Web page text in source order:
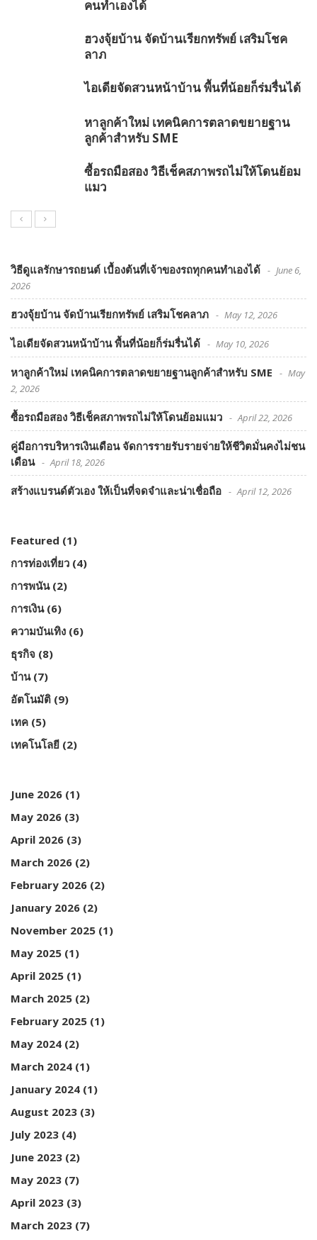
คนทำเองได้
ฮวงจุ้ยบ้าน จัดบ้านเรียกทรัพย์ เสริมโชค
ลาภ
ไอเดียจัดสวนหน้าบ้าน พื้นที่น้อยก็ร่มรื่นได้
หาลูกค้าใหม่ เทคนิคการตลาดขยายฐาน
ลูกค้าสำหรับ SME
ซื้อรถมือสอง วิธีเช็คสภาพรถไม่ให้โดนย้อม
แมว
วิธีดูแลรักษารถยนต์ เบื้องต้นที่เจ้าของรถทุกคนทำเองได้
June 6,
2026
ฮวงจุ้ยบ้าน จัดบ้านเรียกทรัพย์ เสริมโชคลาภ May 12, 2026
ไอเดียจัดสวนหน้าบ้าน พื้นที่น้อยก็ร่มรื่นได้ May 10, 2026
หาลูกค้าใหม่ เทคนิคการตลาดขยายฐานลูกค้าสำหรับ SME
May
2, 2026
ซื้อรถมือสอง วิธีเช็คสภาพรถไม่ให้โดนย้อมแมว April 22, 2026
คู่มือการบริหารเงินเดือน จัดการรายรับรายจ่ายให้ชีวิตมั่นคงไม่ชน
เดือน
April 18, 2026
สร้างแบรนด์ตัวเอง ให้เป็นที่จดจำและน่าเชื่อถือ April 12, 2026
Featured (1)
การท่องเที่ยว (4)
การพนัน(2)
การเงิน(6)
ความบันเทิง (6)
ธุรกิจ (8)
บ้าน(7)
อัตโนมัติ (9)
เทค (5)
เทคโนโลยี (2)
June 2026 (1)
May 2026 (3)
April 2026 (3)
March 2026 (2)
February 2026 (2)
January 2026 (2)
November 2025 (1)
May 2025 (1)
April 2025 (1)
March 2025 (2)
February 2025 (1)
May 2024 (2)
March 2024 (1)
January 2024 (1)
August 2023 (3)
July 2023 (4)
June 2023 (2)
May 2023 (7)
April 2023 (3)
March 2023 (7)